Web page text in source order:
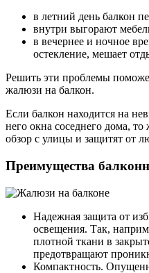
в летний день балкон
внутри выгорают
в вечернее и ночное
остекление, мешает
Решить эти проблемы
жалюзи на балкон.
Если балкон находится на
него окна соседнего дома,
обзор с улицы и защитят от
Преимущества
Надежная защита от
освещения. Так,
плотной ткани в
предотвращают
Компактность.